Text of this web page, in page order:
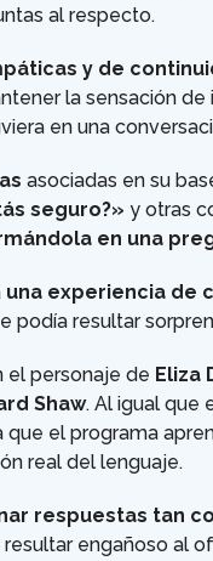
al respecto.
y de
la sensación
en una
asociadas en su
seguro?» y otras
en una
una experiencia de
podía resultar
el personaje de Eliza
Shaw. Al igual que
que el programa
real del lenguaje.
respuestas tan
resultar engañoso al